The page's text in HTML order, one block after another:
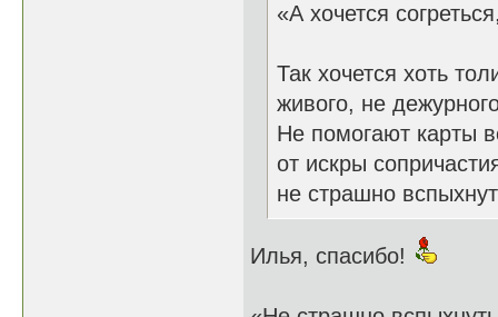
«А хочется
Так хочется хоть
живого, не
Не помогают карты
от искры
не страшно
Илья, спасибо!